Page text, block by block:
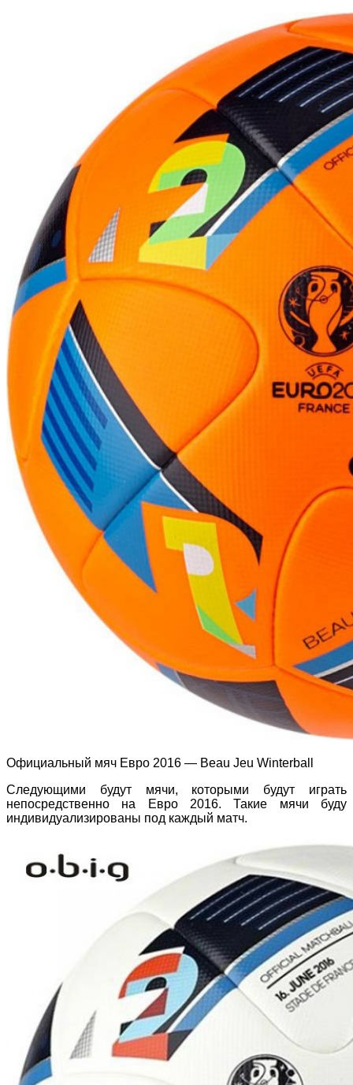
Официальный мяч Евро 2016 — Beau Jeu Winterball
Следующими будут мячи, которыми будут играть
непосредственно на Евро 2016. Такие мячи буду
индивидуализированы под каждый матч.